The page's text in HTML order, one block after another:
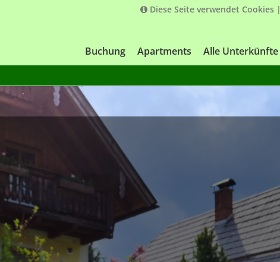
Diese Seite verwendet Cookies |
Buchung Apartments Alle Unterkünfte